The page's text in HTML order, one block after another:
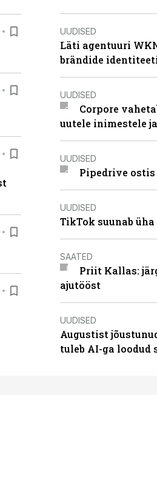
UUDISED
Läti agentuuri
brändide
UUDISED
Corpore
uutele inimestele
UUDISED
Pipedrive
UUDISED
TikTok suunab
SAATED
Priit Kallas:
ajutööst
UUDISED
Augustist
tuleb AI-ga loodud